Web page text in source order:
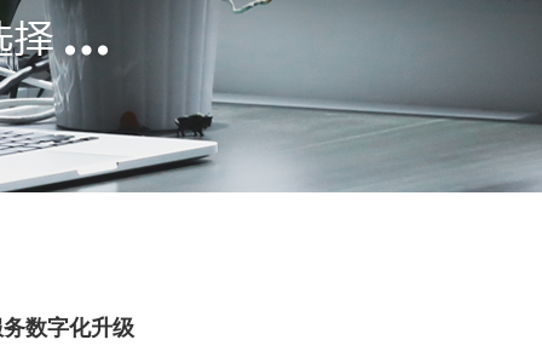
数字化升级